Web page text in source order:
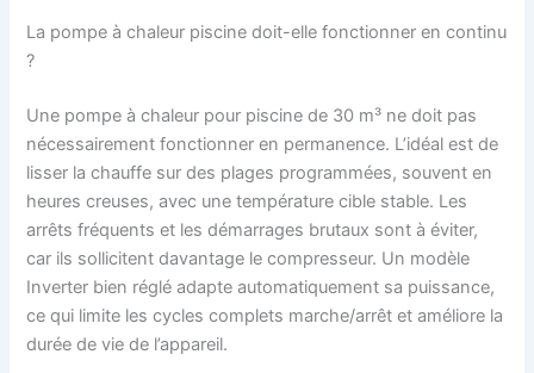
La pompe à chaleur piscine doit-elle fonctionner en continu
?
Une pompe à chaleur pour piscine de 30 m³ ne doit pas
nécessairement fonctionner en permanence. L’idéal est de
lisser la chauffe sur des plages programmées, souvent en
heures creuses, avec une température cible stable. Les
arrêts fréquents et les démarrages brutaux sont à éviter,
car ils sollicitent davantage le compresseur. Un modèle
Inverter bien réglé adapte automatiquement sa puissance,
ce qui limite les cycles complets marche/arrêt et améliore la
durée de vie de l’appareil.